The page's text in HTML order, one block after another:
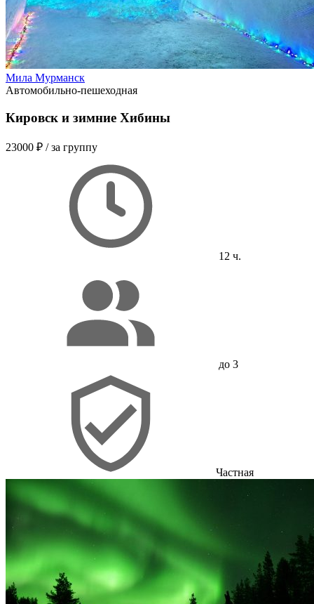
Мила Мурманск
Автомобильно-пешеходная
Кировск и зимние Хибины
23000 ₽ / за группу
12 ч.
до 3
Частная